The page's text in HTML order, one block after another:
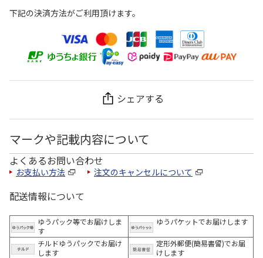
下記の決済方法がご利用頂けます。
シェアする
マークや記載内容について
よくあるお問い合わせ
お支払い方法 注文のキャンセルについて
配送情報について
ゆうパック等でお届けしま
す
ゆうパケットでお届けします
チルドゆうパックでお届け
します
定形外郵便(簡易書留)でお届
けします